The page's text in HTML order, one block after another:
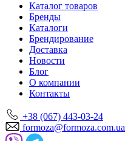
Каталог товаров
Бренды
Каталоги
Брендирование
Доставка
Новости
Блог
О компании
Контакты
+38 (067) 443-03-24
formoza@formoza.com.ua